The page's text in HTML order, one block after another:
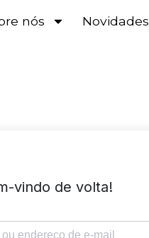
nós
Novidades
vindo de volta!